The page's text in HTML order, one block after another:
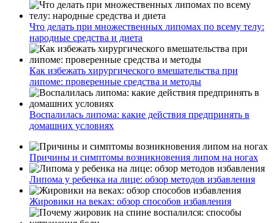
Что делать при множественных липомах по всему телу:
народные средства и диета
Как избежать хирургического вмешательства при
липоме: проверенные средства и методы
Воспалилась липома: какие действия предпринять в
домашних условиях
Причины и симптомы возникновения липом на ногах
Липома у ребенка на лице: обзор методов избавления
Жировики на веках: обзор способов избавления